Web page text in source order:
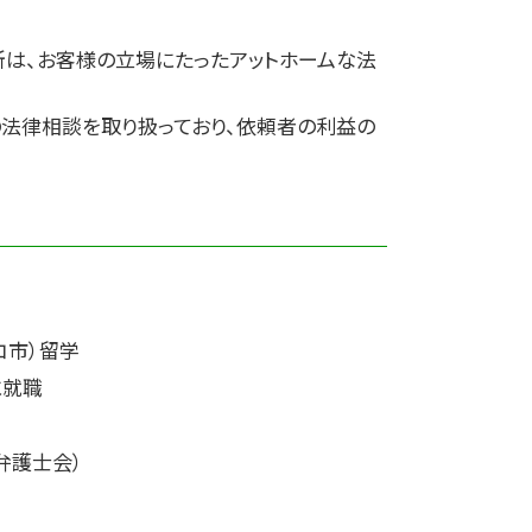
、お客様の立場にたったアットホームな法
律相談を取り扱っており、依頼者の利益の
市）留学
就職
士会）